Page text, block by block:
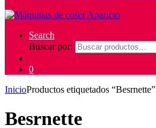
Search
Buscar por:
0
InicioProductos etiquetados “Besrnette”
Besrnette